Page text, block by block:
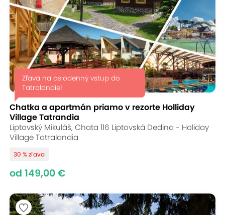
Zľava na celodenný vstup do
Tatralandie!
Chatka a apartmán priamo v rezorte Holliday
Village Tatrandia
Liptovský Mikuláš, Chata 116 Liptovská Dedina - Holiday
Village Tatralandia
30 % zľava
od 149,00 €